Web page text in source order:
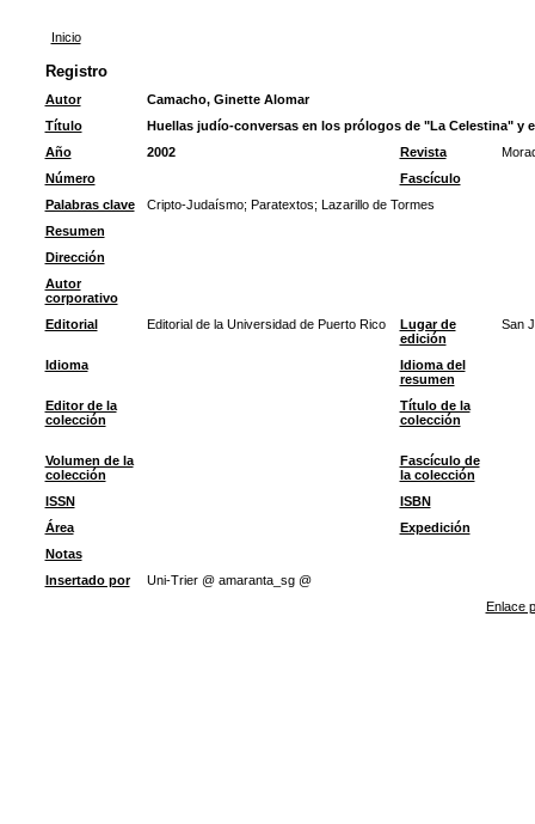
Inicio
Registro
Autor
Camacho, Ginette Alomar
Título
Huellas judío-conversas en los prólogos de "La Celestina" y
Año
2002 Revista
Número
Fascículo
Palabras clave
Cripto-Judaísmo; Paratextos; Lazarillo de Tormes
Resumen
Dirección
Autor
corporativo
Editorial
Editorial de la Universidad de Puerto Rico
Lugar de
edición
San
Idioma
Idioma del
resumen
Editor de la
colección
Título de la
colección
Volumen de la
colección
Fascículo de
la colección
ISSN
ISBN
Área
Expedición
Notas
Insertado por
Uni-Trier @ amaranta_sg @
Enlace